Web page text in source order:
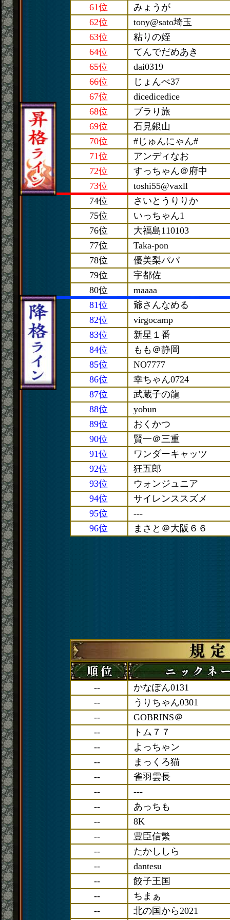
61位
みょうが
62位
tony@sato埼玉
63位
粘りの姪
64位
てんでだめあき
65位
dai0319
66位
じょんべ37
67位
dicedicedice
68位
ブラり旅
69位
石見銀山
70位
#じゅんにゃん#
71位
アンディなお
72位
すっちゃん＠府中
73位
toshi55@vaxll
74位
さいとうりりか
75位
いっちゃん1
76位
大福島110103
77位
Taka-pon
78位
優美梨パパ
79位
宇都佐
80位
maaaa
81位
爺さんなめる
82位
virgocamp
83位
新星１番
84位
もも＠静岡
85位
NO7777
86位
幸ちゃん0724
87位
武蔵子の龍
88位
yobun
89位
おくかつ
90位
賢一＠三重
91位
ワンダーキャッツ
92位
狂五郎
93位
ウォンジュニア
94位
サイレンススズメ
95位
---
96位
まさと＠大阪６６
--
かなぽん0131
--
うりちゃん0301
--
GOBRINS＠
--
トム７７
--
よっちゃン
--
まっくろ猫
--
雀羽雲長
--
---
--
あっちも
--
8K
--
豊臣信繁
--
たかししら
--
dantesu
--
餃子王国
--
ちまぁ
--
北の国から2021